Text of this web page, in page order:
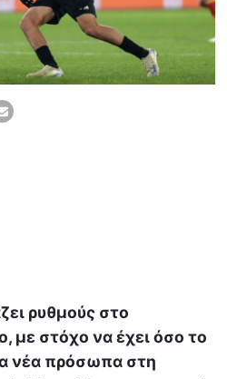
ρυθμούς στο
με στόχο να έχει όσο το
νέα πρόσωπα στη